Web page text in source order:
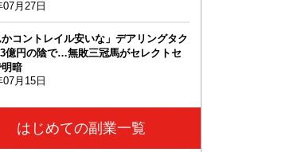
07月27日
かコントレイル安いな」デアリングタク
億円の陰で…無敗三冠馬がセレクトセ
暗
07月15日
はじめての副業一覧